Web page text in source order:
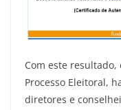
Com este
Processo Eleitoral,
diretores e